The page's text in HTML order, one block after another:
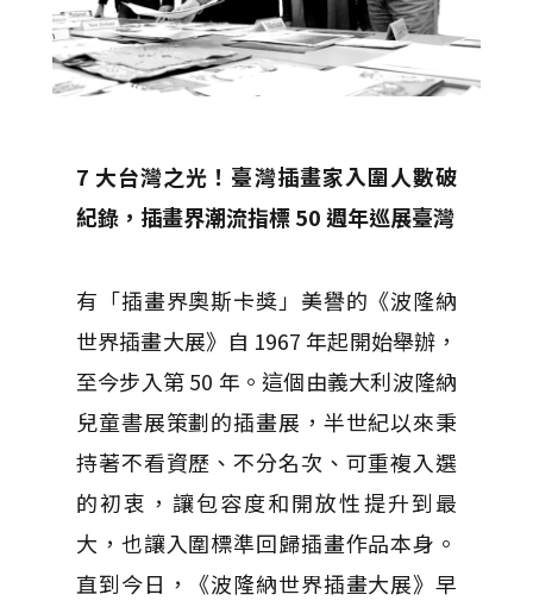
7 大台灣之光！ 臺灣插畫家入圍人數破
紀錄，插畫界潮流指標 50 週年巡展臺灣
有「插畫界奧斯卡獎」美譽的《波隆納
世界插畫大展》自 1967 年起開始舉辦，
至今步入第 50 年。這個由義大利波隆納
兒童書展策劃的插畫展，半世紀以來秉
持著不看資歷、不分名次、可重複入選
的初衷，讓包容度和開放性提升到最
大，也讓入圍標準回歸插畫作品本身。
直到今日，《波隆納世界插畫大展》早